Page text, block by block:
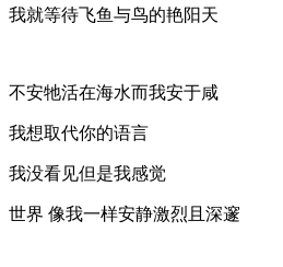
我就等待飞鱼与鸟的艳阳天
不安牠活在海水而我安于咸
我想取代你的语言
我没看见但是我感觉
世界 像我一样安静激烈且深邃